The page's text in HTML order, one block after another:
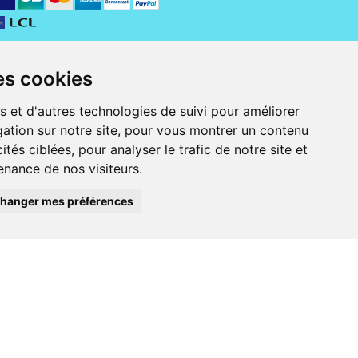
cookies
et d'autres technologies de suivi pour améliorer
sur notre site, pour vous montrer un contenu
ciblées, pour analyser le trafic de notre site et
de nos visiteurs.
mes préférences
Jeanne d' Harcourt, 80300 Albert.
ordonnance.
et iPod touch), ou sur Google Play (pour Androïd 5.0 ou version
Bancontact, PayPal.